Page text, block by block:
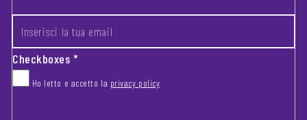
Checkboxes*
Ho letto e accetto la privacy policy